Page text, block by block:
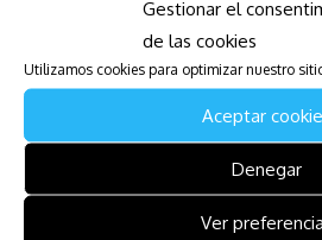
Gestionar el
de las cookies
Utilizamos cookies para optimizar nuestro
Aceptar
Denegar
Ver
adicionales. Si estás
problemas, buscar consejo
podría ser una buena opción
Mira también:
Vilar do Golf – Rental